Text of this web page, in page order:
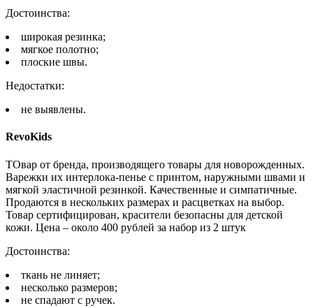
Достоинства:
широкая резинка;
мягкое полотно;
плоские швы.
Недостатки:
не выявлены.
RevoKids
ТОвар от бренда, производящего товары для новорожденных.
Варежки их интерлока-пенье с принтом, наружными швами и
мягкой эластичной резинкой. Качественные и симпатичные.
Продаются в нескольких размерах и расцветках на выбор.
Товар сертифицирован, красители безопасны для детской
кожи. Цена – около 400 рублей за набор из 2 штук
Достоинства:
ткань не линяет;
несколько размеров;
не спадают с ручек.